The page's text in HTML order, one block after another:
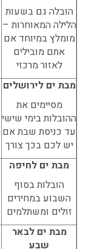
הובלה גם בשעות
הלילה המאוחרות –
מומלץ במיוחד אם
אתם מובילים
לאזור מרכזי
מבת ים לירושלים
מסיימים את
ההובלות בימי שישי
עד כניסת שבת אם
יש לכם בכך צורך
מבת ים לחיפה
הובלות בסוף
השבוע במחירים
זולים ומשתלמים
מבת ים לבאר
שבע